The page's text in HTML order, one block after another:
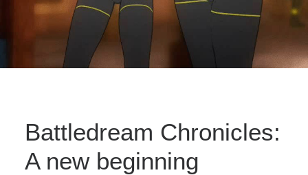
Battledream Chronicles:
A new beginning